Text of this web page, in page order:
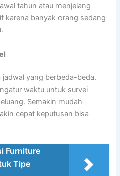
tahun atau menjelang
karena banyak orang sedang
yang berbeda-beda.
waktu untuk survei
Semakin mudah
cepat keputusan bisa
Furniture
Tipe